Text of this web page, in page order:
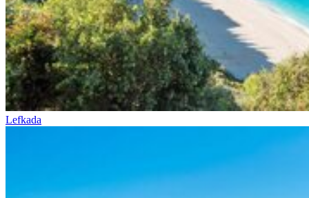
Lefkada